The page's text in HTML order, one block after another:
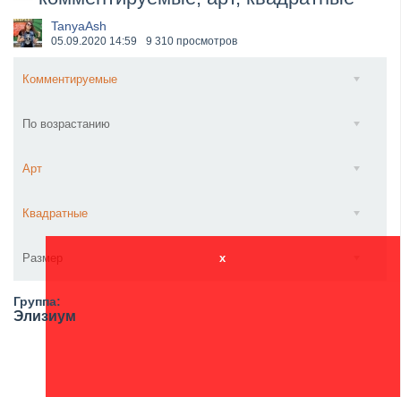
XANDRIA представили новый сингл под названием «...
TanyaAsh
05.09.2020 14:59 9 310 просмотров
Комментируемые
По возрастанию
Арт
Квадратные
Размер x
Группа:
Элизиум